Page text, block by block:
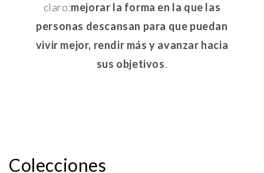
claro:mejorar la forma en la que las
personas descansan para que puedan
vivir mejor, rendir más y avanzar hacia
sus objetivos.
Colecciones